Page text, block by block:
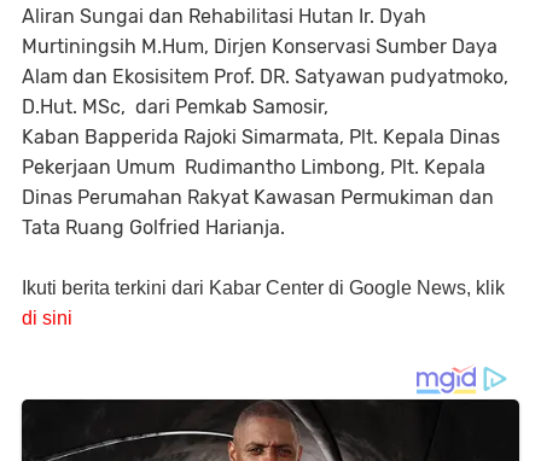
Aliran Sungai dan Rehabilitasi Hutan Ir. Dyah
Murtiningsih M.Hum, Dirjen Konservasi Sumber Daya
Alam dan Ekosisitem Prof. DR. Satyawan pudyatmoko,
D.Hut. MSc, dari Pemkab Samosir,
Kaban Bapperida Rajoki Simarmata, Plt. Kepala Dinas
Pekerjaan Umum Rudimantho Limbong, Plt. Kepala
Dinas Perumahan Rakyat Kawasan Permukiman dan
Tata Ruang Golfried Harianja.
Ikuti berita terkini dari Kabar Center di Google News, klik
di sini